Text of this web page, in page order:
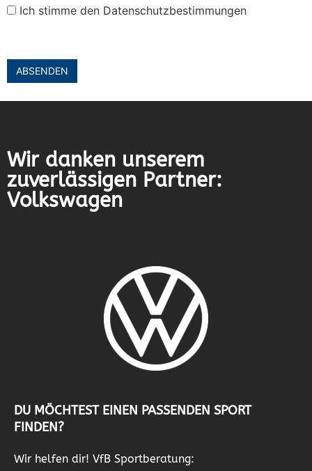
Ich stimme den Datenschutzbestimmungen
Wir danken unserem
zuverlässigen Partner:
Volkswagen
DU MÖCHTEST EINEN PASSENDEN SPORT
FINDEN?
Wir helfen dir! VfB Sportberatung: